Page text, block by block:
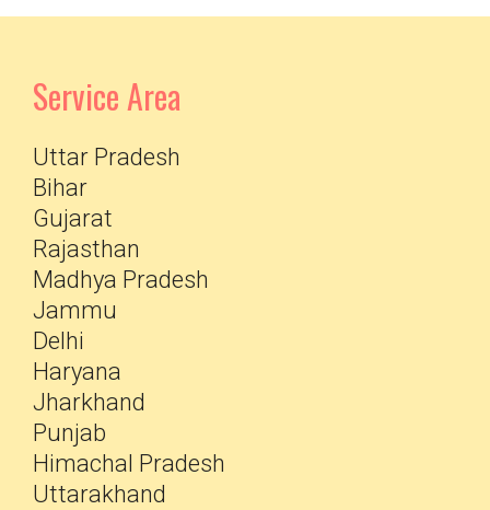
Service Area
Uttar Pradesh
Bihar
Gujarat
Rajasthan
Madhya Pradesh
Jammu
Delhi
Haryana
Jharkhand
Punjab
Himachal Pradesh
Uttarakhand